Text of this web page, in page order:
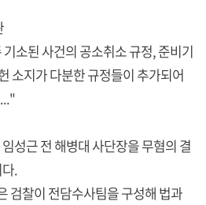
소된 사건의 공소취소 규정, 준비기
소지가 다분한 규정들이 추가되어
성근 전 해병대 사단장을 무혐의 결
.
검찰이 전담수사팀을 구성해 법과